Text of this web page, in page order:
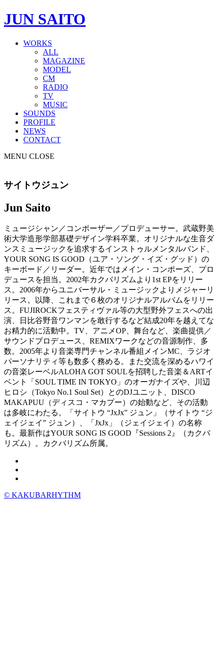
JUN SAITO
WORKS
ALL
MAGAZINE
MODEL
CM
RADIO
TV
MUSIC
SOUNDS
PROFILE
NEWS
CONTACT
MENU CLOSE
サイトウジュン
Jun Saito
ミュージシャン／コンポーザー／プロデューサー。武蔵野美
術大学造形学部基礎デザイン学科卒業。オリジナルな生音ダ
ンスミュージックを追求するインストゥルメンタルバンド、
YOUR SONG IS GOOD（ユア・ソング・イズ・グッド）の
キーボード／リーダー。近年ではメイン・コンポーズ、プロ
デュースを担当。2002年カクバリズムより1st EPをリリー
ス。2006年からユニバーサル・ミュージックよりメジャーリ
リース。以降、これまで６枚のオリジナルアルバムをリリー
ス。FUJIROCKフェスティヴァル等の大型野外フェスへの出
演、日比谷野音ワンマンを敢行するなど結成20年を越えてな
お精力的に活動中。TV、アニメOP、舞台など、楽曲提供／
サウンドプロデュース、REMIXワークなどの音源制作、多
数。2005年より音楽専門チャンネル番組メインMC、ラジオ
パーソナリティ等も数多く務める。また交流を深めるハワイ
の音楽レーベルALOHA GOT SOULを招聘した音楽＆ARTイ
ベント「SOUL TIME IN TOKYO」のオーガナイズや、川辺
ヒロシ（Tokyo No.1 Soul Set）とのDJユニット、DISCO
MAKAPUU（ディスコ・マカプー）の始動など、その活動
は多岐にわたる。「サイトウ “JxJx” ジュン」（サイトウ “ジ
ェイジェイ” ジュン）、「JxJx」（ジェイジェイ）の名称
も。最新作はYOUR SONG IS GOOD『Sessions 2』（カクバ
リズム）。カクバリズム所属。
© KAKUBARHYTHM